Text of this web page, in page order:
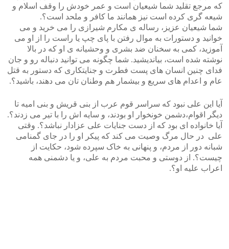
که مرجع تقلید شما شیعیان است و عمر خودش را وقف اسلام و
شیعه گری کرده است نیز همانند ما کافر و ملحد است؟.
شما شیعیان عزیز، رساله ی مکارم شیرازی را می خرید و می
خوانید و دستورات به موال رفتن با پای چپ یا راست را از او می
آموزید، کمی به سخنان ضد بشری و وحشیانه ی او که در بالا
نوشته شده است، بیاندیشید. شما چگونه می توانید دنباله رو و جان
فدای چنین انسان های پست فطرت و جنایتکاری که دستور به قتل
عام و اعدام های سریع و بیشمار هم وطنان تان می دهند، باشید؟.
آیا این علی نبود که سراسر قوم عرب از بنی قریش و بنی امیه تا
دیگر اقوام،دشمن خونخوار او بودند، و سایه اش را با تیر می زدند؟.
آیا خانواده ای بود که از دست جنایات علی عزادار نباشد؟. وقتی
علی در حال مرگ وصیت می کند که پیکر او را در جای گمنامی
شبانه دور از مردم، و پنهانی به خاک سپرده شود، حکایت از
چیست؟. از دوستی و محبت مردم به علی، و یا دشمنی همه
اعراب علیه او؟.